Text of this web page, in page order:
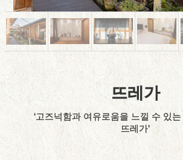
뜨레가
‘고즈넉함과 여유로움을 느낄 수 있
뜨레가’